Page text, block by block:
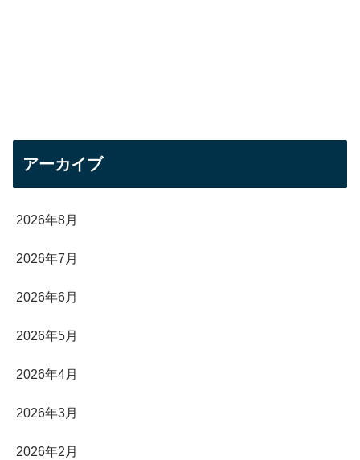
アーカイブ
2026年8月
2026年7月
2026年6月
2026年5月
2026年4月
2026年3月
2026年2月